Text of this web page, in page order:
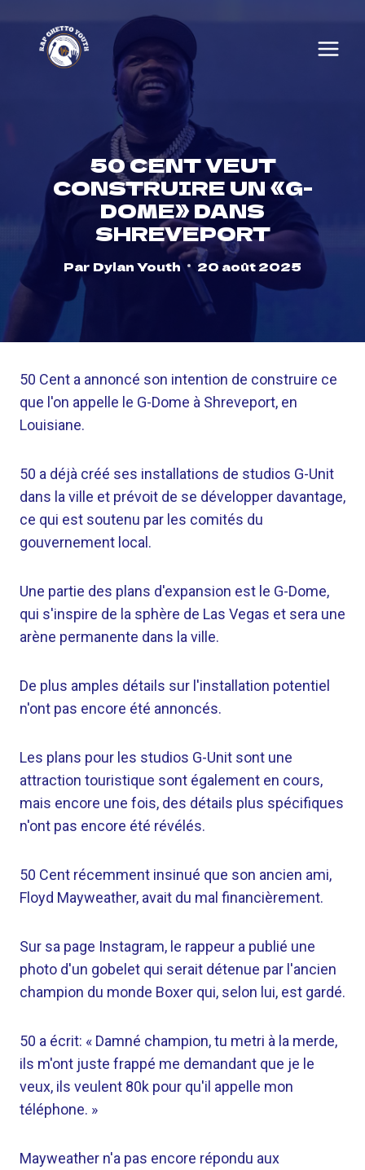
content
50 CENT VEUT
CONSTRUIRE UN «G-
DOME» DANS
SHREVEPORT
Par Dylan Youth 20 août 2025
50 Cent a annoncé son intention de construire ce
que l'on appelle le G-Dome à Shreveport, en
Louisiane.
50 a déjà créé ses installations de studios G-Unit
dans la ville et prévoit de se développer davantage,
ce qui est soutenu par les comités du
gouvernement local.
Une partie des plans d'expansion est le G-Dome,
qui s'inspire de la sphère de Las Vegas et sera une
arène permanente dans la ville.
De plus amples détails sur l'installation potentiel
n'ont pas encore été annoncés.
Les plans pour les studios G-Unit sont une
attraction touristique sont également en cours,
mais encore une fois, des détails plus spécifiques
n'ont pas encore été révélés.
50 Cent récemment insinué que son ancien ami,
Floyd Mayweather, avait du mal financièrement.
Sur sa page Instagram, le rappeur a publié une
photo d'un gobelet qui serait détenue par l'ancien
champion du monde Boxer qui, selon lui, est gardé.
50 a écrit: « Damné champion, tu metri à la merde,
ils m'ont juste frappé me demandant que je le
veux, ils veulent 80k pour qu'il appelle mon
téléphone. »
Mayweather n'a pas encore répondu aux